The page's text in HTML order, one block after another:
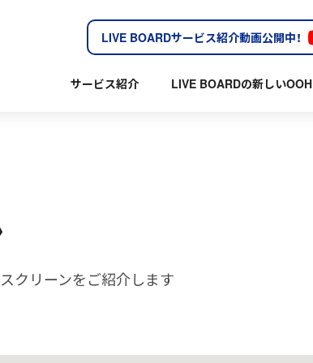
LIVE BOARDサービス紹介動画公開中！
サービス紹介 LIVE BOARDの新しいOOH
クリーンをご紹介します